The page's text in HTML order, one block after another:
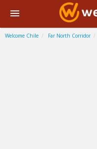
Welcome Chile Far North Corridor